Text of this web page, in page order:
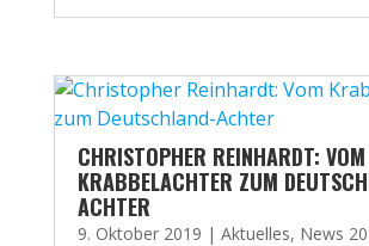
CHRISTOPHER REINHARDT: VOM
KRABBELACHTER ZUM
ACHTER
9. Oktober 2019 | Aktuelles, News